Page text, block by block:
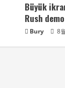
Büyük
Rush demo
Bury 8